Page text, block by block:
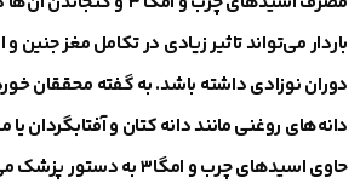
باردار می‌تواند تاثیر زیادی در تکامل مغز
دوران نوزادی داشته باشد. به گفته محققان
دانه‌های روغنی مانند دانه کتان و
حاوی اسیدهای چرب و امگا۳ به